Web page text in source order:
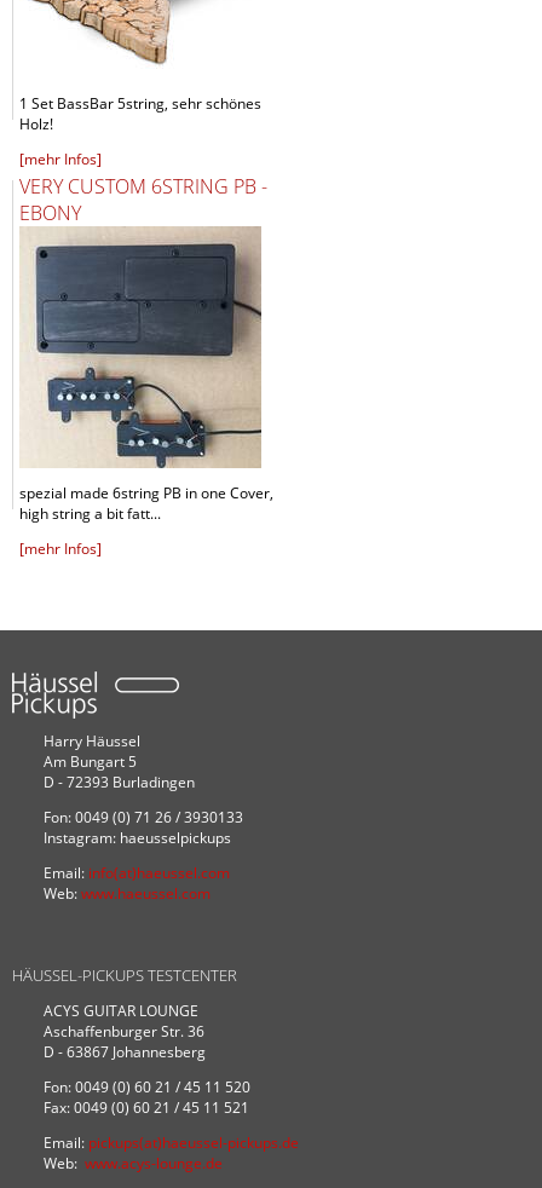
1 Set BassBar 5string, sehr schönes
Holz!
[mehr Infos]
VERY CUSTOM 6STRING PB -
EBONY
spezial made 6string PB in one Cover,
high string a bit fatt...
[mehr Infos]
Harry Häussel
Am Bungart 5
D - 72393 Burladingen
Fon: 0049 (0) 71 26 / 3930133
Instagram: haeusselpickups
Email: info(at)haeussel.com
Web:www.haeussel.com
HÄUSSEL-PICKUPS TESTCENTER
ACYS GUITAR LOUNGE
Aschaffenburger Str. 36
D - 63867 Johannesberg
Fon: 0049 (0) 60 21 / 45 11 520
Fax: 0049 (0) 60 21 / 45 11 521
Email: pickups(at)haeussel-pickups.de
Web: www.acys-lounge.de